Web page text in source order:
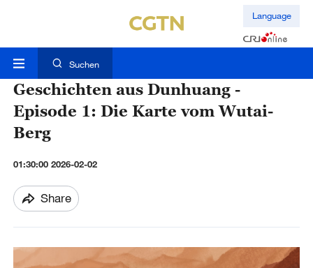
Language
Suchen
Geschichten aus Dunhuang -
Episode 1: Die Karte vom Wutai-
Berg
01:30:00 2026-02-02
Share